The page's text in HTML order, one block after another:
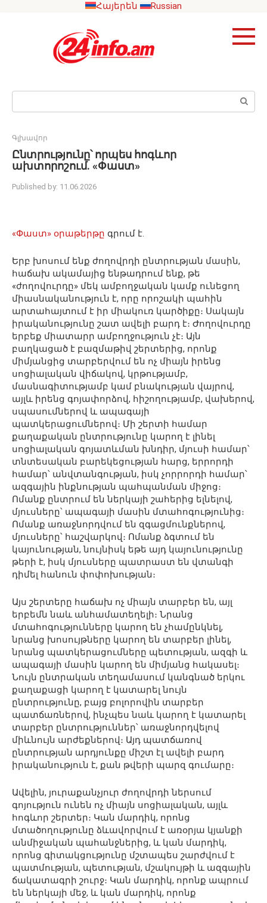
Հայերեն Russian
Search:
Գլխավոր
Ընտրությունը՝ որպես հոգևոր
ախտորոշում. «Փաստ»
Published by: 11.06.2026
«Փաստ» օրաթերթը գրում է.
Երբ խոսում ենք ժողովրդի ընտրության մասին,
հաճախ ակամայից ենթադրում ենք, թե
«ժողովուրդը» մեկ ամբողջական կամք ունեցող
միասնականություն է, որը որոշակի պահին
արտահայտում է իր միակուռ կարծիքը։ Սակայն
իրականությունը շատ ավելի բարդ է։ Ժողովուրդը
երբեք միատարր ամբողջություն չէ։ Այն
բաղկացած է բազմաթիվ շերտերից, որոնք
միմյանցից տարբերվում են ոչ միայն իրենց
սոցիալական վիճակով, կրթությամբ,
մասնագիտությամբ կամ բնակության վայրով,
այլև իրենց գոյափորձով, հիշողությամբ, վախերով,
սպասումներով և ապագայի
պատկերացումներով։ Մի շերտի համար
քաղաքական ընտրությունը կարող է լինել
սոցիալական գոյատևման խնդիր, մյուսի համար՝
տնտեսական բարեկեցության հարց, երրորդի
համար՝ անվտանգության, իսկ չորրորդի համար՝
ազգային ինքնության պահպանման միջոց։
Ոմանք ընտրում են ներկայի շահերից ելնելով,
մյուսները՝ ապագայի մասին մտահոգությունից։
Ոմանք առաջնորդվում են զգացմունքներով,
մյուսները՝ հաշվարկով։ Ոմանք ձգտում են
կայունության, նույնիսկ եթե այդ կայունությունը
թերի է, իսկ մյուսները պատրաստ են վտանգի
դիմել հանուն փոփոխության։
Այս շերտերը հաճախ ոչ միայն տարբեր են, այլ
երբեմն նաև անհամատեղելի։ Նրանց
մտահոգությունները կարող են չհամընկնել,
նրանց խոսույթները կարող են տարբեր լինել,
նրանց պատկերացումները պետության, ազգի և
ապագայի մասին կարող են միմյանց հակասել։
Նույն ընտրական տեղամասում կանգնած երկու
քաղաքացի կարող է կատարել նույն
ընտրությունը, բայց բոլորովին տարբեր
պատճառներով, ինչպես նաև կարող է կատարել
տարբեր ընտրություններ՝ առաջնորդվելով
միևնույն արժեքներով։ Այդ պատճառով
ընտրության արդյունքը միշտ էլ ավելի բարդ
իրականություն է, քան թվերի պարզ գումարը։
Ավելին, յուրաքանչյուր ժողովրդի ներսում
գոյություն ունեն ոչ միայն սոցիալական, այլև
հոգևոր շերտեր։ Կան մարդիկ, որոնց
մտածողությունը ձևավորվում է առօրյա կյանքի
անմիջական պահանջներից, և կան մարդիկ,
որոնց գիտակցությունը մշտապես շարժվում է
պատմության, պետության, մշակույթի և ազգային
ճակատագրի շուրջ։ Կան մարդիկ, որոնք ապրում
են ներկայի մեջ, և կան մարդիկ, որոնք